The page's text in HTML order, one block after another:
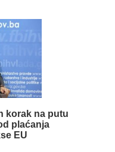
korak na putu
plaćanja
EU